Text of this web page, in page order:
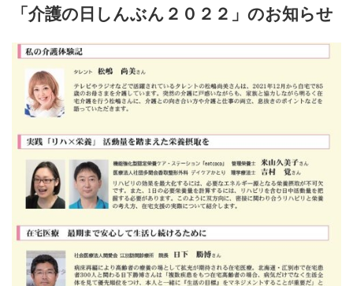
「介護の日しんぶん２０２２」のお知らせ